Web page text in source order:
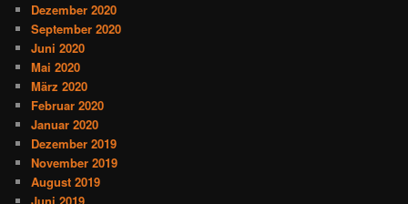
Dezember 2020
September 2020
Juni 2020
Mai 2020
März 2020
Februar 2020
Januar 2020
Dezember 2019
November 2019
August 2019